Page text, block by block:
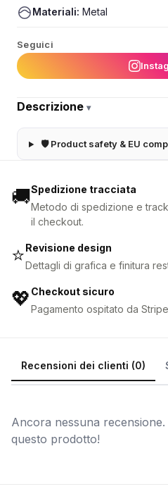
Materiali: Metal
Seguici
Descrizione ▾
🛡 Product safety & EU
🚚Spedizione tracciata
Metodo di spedizione e
il checkout.
⭐Revisione design
Dettagli di grafica e finitura
💖 Checkout sicuro
Pagamento ospitato da
Recensioni dei clienti (0)
Ancora nessuna
questo prodotto!